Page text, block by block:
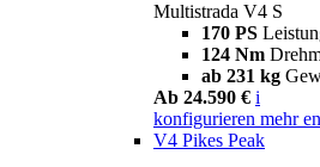
Multistrada V4 S
170 PS
124 Nm
ab 231 kg
Ab 24.590 € i
konfigurieren mehr
V4 Pikes Peak